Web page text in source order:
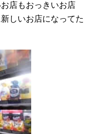
店もおっきいお店
しいお店になってた